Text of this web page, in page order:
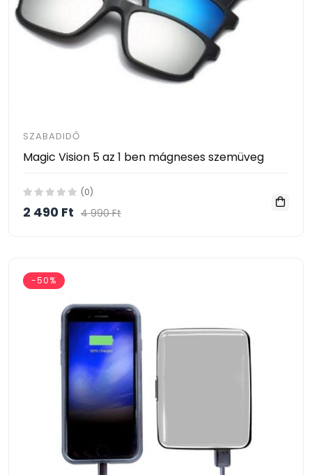
SZABADIDŐ
Magic Vision 5 az 1 ben mágneses szemüveg
(0)
2 490 Ft 4 990 Ft
-50%